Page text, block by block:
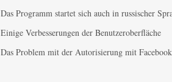
Das Programm startet sich auch in russischer
Einige Verbesserungen der Benutzeroberfläche
Das Problem mit der Autorisierung mit